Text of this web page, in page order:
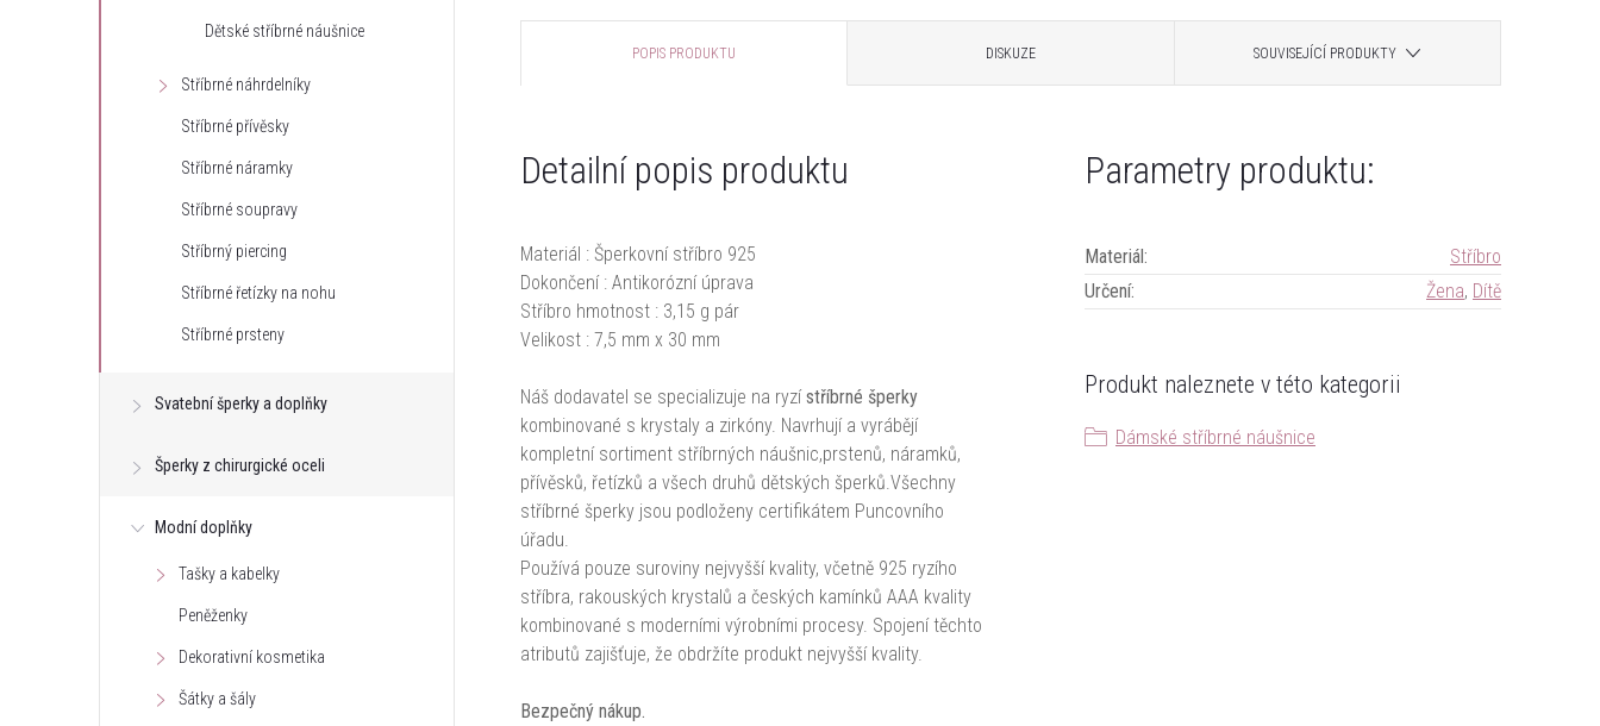
Dětské stříbrné náušnice
Stříbrné náhrdelníky
Stříbrné přívěsky
Stříbrné náramky
Stříbrné soupravy
Stříbrný piercing
Stříbrné řetízky na nohu
Stříbrné prsteny
Svatební šperky a doplňky
Šperky z chirurgické oceli
Modní doplňky
Tašky a kabelky
Peněženky
Dekorativní kosmetika
Šátky a šály
POPIS PRODUKTU DISKUZE SOUVISEJÍCÍ PRODUKTY
Detailní popis produktu
Materiál : Šperkovní stříbro 925
Dokončení : Antikorózní úprava
Stříbro hmotnost : 3,15 g pár
Velikost : 7,5 mm x 30 mm
Náš dodavatel se specializuje na ryzístříbrné šperky
kombinované s krystaly a zirkóny. Navrhují a vyrábějí
kompletní sortiment stříbrných náušnic,prstenů, náramků,
přívěsků, řetízků a všech druhů dětských šperků.Všechny
stříbrné šperky jsou podloženy certifikátem Puncovního
úřadu.
Používá pouze suroviny nejvyšší kvality, včetně 925 ryzího
stříbra, rakouských krystalů a českých kamínků AAA kvality
kombinované s moderními výrobními procesy. Spojení těchto
atributů zajišťuje, že obdržíte produkt nejvyšší kvality.
Bezpečný nákup.
Parametry produktu:
Materiál:
Stříbro
Určení: Žena, Dítě
Produkt naleznete v této kategorii
Dámské stříbrné náušnice